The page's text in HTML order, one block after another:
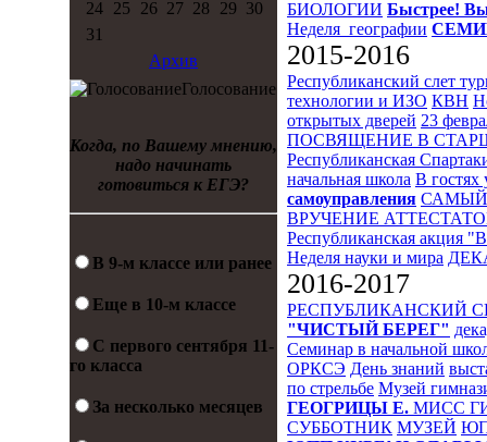
24
25 26 27 28 29 30
31
Архив
Голосование
Когда, по Вашему мнению,
надо начинать
готовиться к ЕГЭ?
В 9-м классе или ранее
Еще в 10-м классе
С первого сентября 11-
го класса
За несколько месяцев
БИОЛОГИИ Быстрее!
Неделя_географии
2015-2016
Республиканский слет
технологии и ИЗО КВН
открытых дверей 23
ПОСВЯЩЕНИЕ В
Республиканская
начальная школа В гостях
самоуправления
ВРУЧЕНИЕ
Республиканская акция
Неделя науки и мира
2016-2017
РЕСПУБЛИКАНСКИЙ
"ЧИСТЫЙ БЕРЕГ"
Семинар в начальной
ОРКСЭ День знаний
по стрельбе Музей
ГЕОГРИЦЫ Е. МИСС
СУББОТНИК МУЗЕЙ